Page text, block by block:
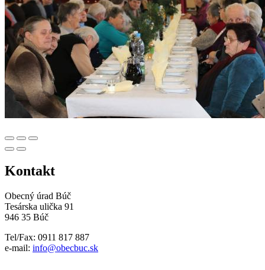
Kontakt
Obecný úrad Búč
Tesárska ulička 91
946 35 Búč
Tel/Fax: 0911 817 887
e-mail: info@obecbuc.sk